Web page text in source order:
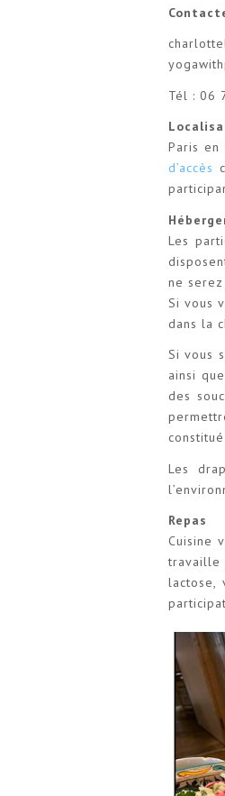
Tél : 06
Paris en
d’accès
Les
ne
Si vous
dans la
Si vous
ainsi
des
Les
Repas
Cuisine
travaille
lactose,